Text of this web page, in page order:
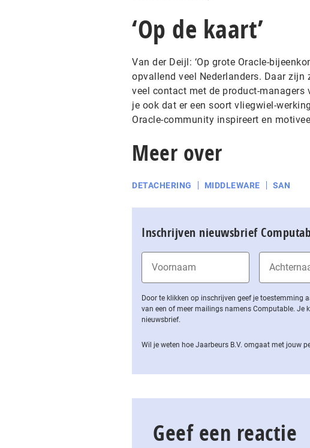
‘Op de kaart’
Van der Deijl: ‘Op grote Oracle-
opvallend veel Nederlanders. Daar zijn
veel contact met de product-managers
je ook dat er een soort vliegwiel-
Oracle-community inspireert en
Meer over
DETACHERING MIDDLEWARE SAN
Inschrijven nieuwsbrief
Door te klikken op inschrijven geef je toestemming
van een of meer mailings namens Computable. Je
nieuwsbrief.
Wil je weten hoe Jaarbeurs B.V. omgaat met jouw
Geef een reactie